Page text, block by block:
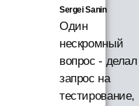
Sergei Sanin
Один
нескромный
вопрос - делал
запрос на
тестирование,